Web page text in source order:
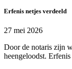
Erfenis netjes verdeeld
27 mei 2026
Door de notaris zijn
heengeloodst.